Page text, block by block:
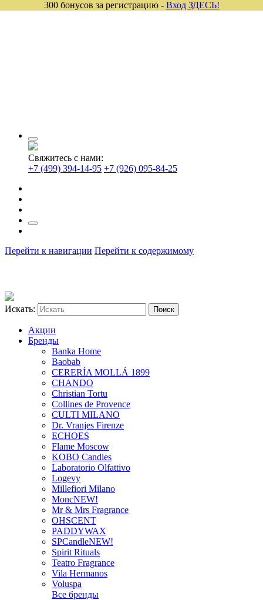
Свяжитесь с нами:
+7 (499) 394-14-95 +7 (926) 095-84-25
Перейти к навигации Перейти к содержимому
Искать:
Акции
Бренды
Banka Home
Baobab
CERERÍA MOLLÁ 1899
CHANDO
Christian Tortu
Collines de Provence
CULTI MILANO
Dr. Vranjes Firenze
ECHOES
Flame Moscow
KOBO Candles
Laboratorio Olfattivo
Logevy
Millefiori Milano
MoncNEW!
Mr & Mrs Fragrance
OHSCENT
PADDYWAX
SPCandleNEW!
Spirit Rituals
Teatro Fragrance
Vila Hermanos
Voluspa
Все бренды
300 бонусов за регистрацию - Вход ЗДЕСЬ!